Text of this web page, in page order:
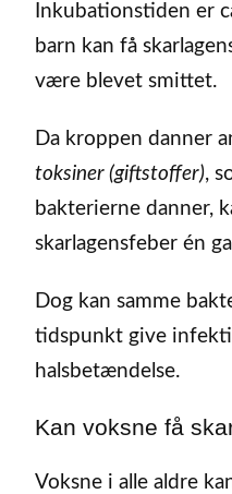
Inkubationstiden er
barn kan få
være blevet smittet.
Da kroppen danner
toksiner (giftstoffer),
bakterierne danner,
skarlagensfeber én
Dog kan samme
tidspunkt give
halsbetændelse.
Kan voksne få
Voksne i alle aldre